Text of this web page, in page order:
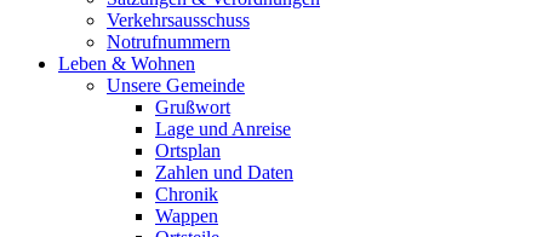
Verkehrsausschuss
Notrufnummern
Leben & Wohnen
Unsere Gemeinde
Grußwort
Lage und Anreise
Ortsplan
Zahlen und Daten
Chronik
Wappen